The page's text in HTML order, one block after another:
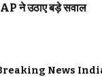
ने उठाए बड़े सवाल
News